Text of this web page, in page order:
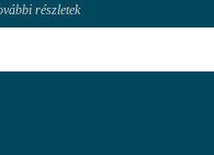
részletek